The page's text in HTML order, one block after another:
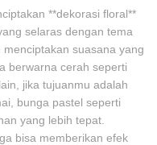
**dekorasi floral**
selaras dengan tema
suasana yang
berwarna cerah seperti
jika tujuanmu adalah
bunga pastel seperti
yang lebih tepat.
bisa memberikan efek